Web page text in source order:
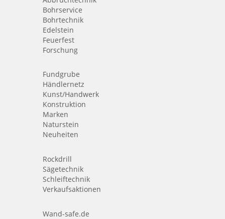
Bohrservice
Bohrtechnik
Edelstein
Feuerfest
Forschung
Fundgrube
Händlernetz
Kunst/Handwerk
Konstruktion
Marken
Naturstein
Neuheiten
Rockdrill
Sägetechnik
Schleiftechnik
Verkaufsaktionen
Wand-safe.de